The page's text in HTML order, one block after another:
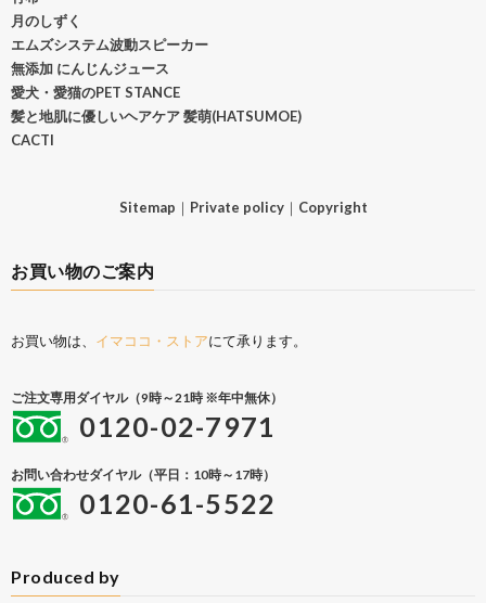
月のしずく
エムズシステム波動スピーカー
無添加 にんじんジュース
愛犬・愛猫のPET STANCE
髪と地肌に優しいヘアケア 髪萌(HATSUMOE)
CACTI
Sitemap ｜ Private policy｜ Copyright
お買い物のご案内
お買い物は、 イマココ・ストアにて承ります。
ご注文専用ダイヤル（9時～21時 ※年中無休）
0120-02-7971
お問い合わせダイヤル（平日：10時～17時）
0120-61-5522
Produced by